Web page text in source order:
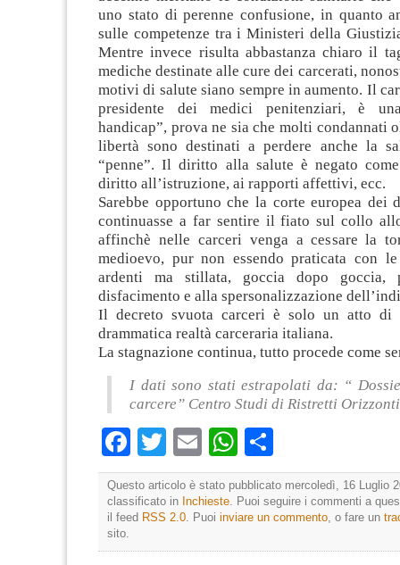
uno stato di perenne confusione, in quanto
sulle competenze tra i Ministeri della
Mentre invece risulta abbastanza chiaro il
mediche destinate alle cure dei carcerati,
motivi di salute siano sempre in aumento. Il
presidente dei medici penitenziari, è
handicap”, prova ne sia che molti condannati
libertà sono destinati a perdere anche la
“penne”. Il diritto alla salute è negato
diritto all’istruzione, ai rapporti affettivi, ecc.
Sarebbe opportuno che la corte europea dei
continuasse a far sentire il fiato sul collo
affinchè nelle carceri venga a cessare la
medioevo, pur non essendo praticata con
ardenti ma stillata, goccia dopo goccia,
disfacimento e alla spersonalizzazione
Il decreto svuota carceri è solo un atto di
drammatica realtà carceraria italiana.
La stagnazione continua, tutto procede come
I dati sono stati estrapolati da: “
carcere” Centro Studi di Ristretti Orizzonti
Facebook
Twitter
EmailWhatsApp
Questo articolo è stato pubblicato mercoledì, 16 Luglio
classificato in Inchieste . Puoi seguire i commenti a
il feed RSS 2.0 . Puoi inviare un commento , o fare un
sito.